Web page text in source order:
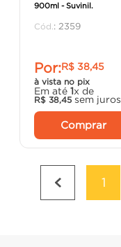
900ml - Suvinil.
: 2359
Por:R$ 38,45
à vista no pix
Em até 1x de
R$ 38,45 sem juros
Comprar
1